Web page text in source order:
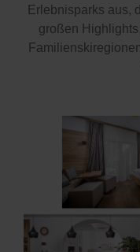
Erlebnisparks aus,
großen